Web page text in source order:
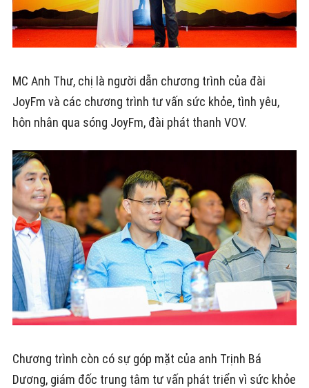
MC Anh Thư, chị là người dẫn chương trình của đài
JoyFm và các chương trình tư vấn sức khỏe, tình yêu,
hôn nhân qua sóng JoyFm, đài phát thanh VOV.
Chương trình còn có sự góp mặt của anh Trịnh Bá
Dương, giám đốc trung tâm tư vấn phát triển vì sức khỏe